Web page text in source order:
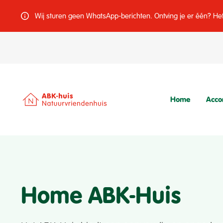
Wij sturen geen WhatsApp-berichten. Ontving je er één?
Home
Home ABK-Huis